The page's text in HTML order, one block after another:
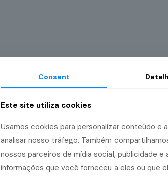
Consent
Este site utiliza cookies
Usamos cookies para personalizar conteúdo e
analisar nosso tráfego. Também
nossos parceiros de mídia social, publicidade
informações que você forneceu a eles ou que